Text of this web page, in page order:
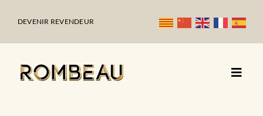
DEVENIR REVENDEUR